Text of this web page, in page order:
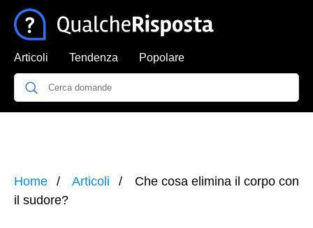
Articoli Tendenza Popolare
Home Articoli
Che cosa elimina il corpo con
il sudore?